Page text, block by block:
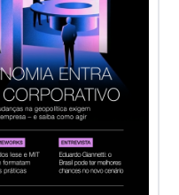
s3.amazonaws.com/
da McAfee no Brasil